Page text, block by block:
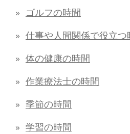
ゴルフの時間
仕事や人間関係で役立つ
体の健康の時間
作業療法士の時間
季節の時間
学習の時間